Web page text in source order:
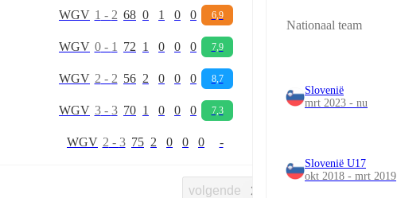
WGV 1 - 2 68 0 1 0 0 6,9
WGV 0- 1 72 1 0 0 0 7,9
WGV 2 - 2 56 2 0 0 0 8,7
WGV 3- 3 70 1 0 0 0 7,3
WGV 2 - 3 75 2 0 0 0 -
volgende
Nationaal team
Slovenië
mrt 2023 - nu
Slovenië U17
okt 2018 - mrt 2019